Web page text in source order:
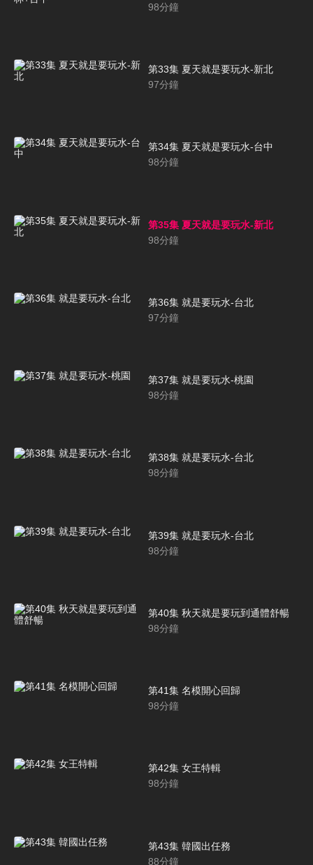
98分鐘
第33集 夏天就是要玩水-新北
97分鐘
第34集 夏天就是要玩水-台中
98分鐘
第35集 夏天就是要玩水-新北
98分鐘
第36集 就是要玩水-台北
97分鐘
第37集 就是要玩水-桃園
98分鐘
第38集 就是要玩水-台北
98分鐘
第39集 就是要玩水-台北
98分鐘
第40集 秋天就是要玩到通體舒暢
98分鐘
第41集 名模開心回歸
98分鐘
第42集 女王特輯
98分鐘
第43集 韓國出任務
88分鐘